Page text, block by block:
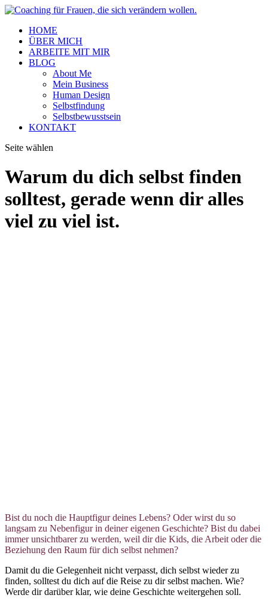
HOME
ÜBER MICH
ARBEITE MIT MIR
BLOG
About Me
Mein Business
Human Design
Selbstfindung
Selbstbewusstsein
KONTAKT
Seite wählen
Warum du dich selbst finden
solltest, gerade wenn dir alles
viel zu viel ist.
Bist du noch die Hauptfigur deines Lebens? Oder wirst du so
langsam zu Nebenfigur in deiner eigenen Geschichte? Bist du dabei
immer unsichtbarer zu werden, weil dir die Kids, die Arbeit oder die
Beziehung den Raum für dich selbst nehmen?
Damit du die Gelegenheit nicht verpasst, dich selbst wieder zu
finden, solltest du dich auf die Reise zu dir selbst machen. Wie?
Werde dir darüber klar, wie deine Geschichte weitergehen soll.